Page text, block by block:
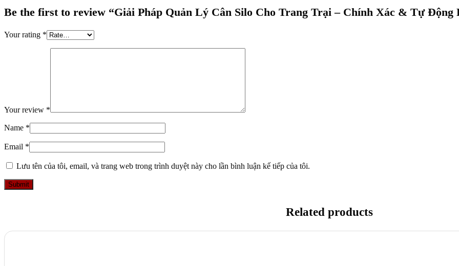
Be the first to review “Giải Pháp Quản Lý Cân Silo Cho Trang Trại – Chính Xác & Tự Động
Your rating *
Your review *
Name *
Email *
Lưu tên của tôi, email, và trang web trong trình duyệt này cho lần bình luận kế tiếp của tôi.
Related products